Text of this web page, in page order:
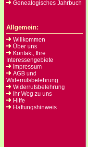
Genealogisches Jahrbuch
Allgemein:
Willkommen
Über uns
Kontakt, Ihre
Interessengebiete
Impressum
AGB und
Widerrufsbelehrung
Widerrufsbelehrung
Ihr Weg zu uns
Hilfe
Haftungshinweis